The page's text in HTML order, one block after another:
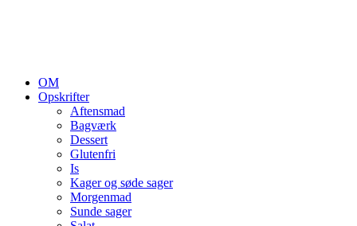
OM
Opskrifter
Aftensmad
Bagværk
Dessert
Glutenfri
Is
Kager og søde sager
Morgenmad
Sunde sager